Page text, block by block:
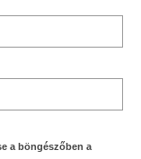
a böngészőben a